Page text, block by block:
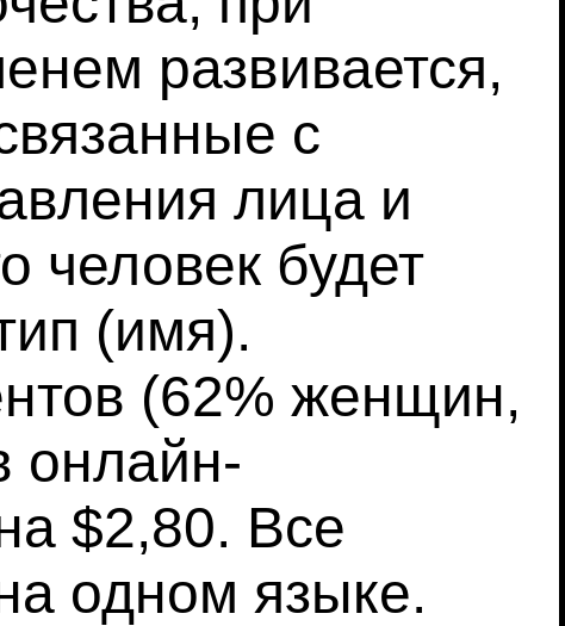
развивается,
с
лица и
человек будет
(имя).
(62% женщин,
онлайн-
$2,80. Все
одном языке.